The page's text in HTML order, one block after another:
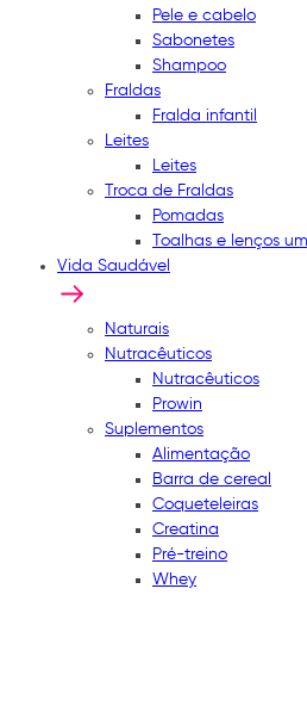
Pele e cabelo
Sabonetes
Shampoo
Fraldas
Fralda infantil
Leites
Leites
Troca de Fraldas
Pomadas
Toalhas e lenços
Vida Saudável
Naturais
Nutracêuticos
Nutracêuticos
Prowin
Suplementos
Alimentação
Barra de cereal
Coqueteleiras
Creatina
Pré-treino
Whey